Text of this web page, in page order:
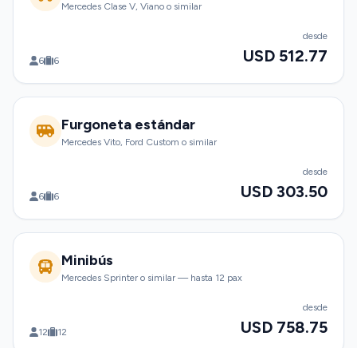
Mercedes Clase V, Viano o similar
6 6
desde
USD 512.77
Furgoneta estándar
Mercedes Vito, Ford Custom o similar
6 6
desde
USD 303.50
Minibús
Mercedes Sprinter o similar — hasta 12 pax
12 12
desde
USD 758.75